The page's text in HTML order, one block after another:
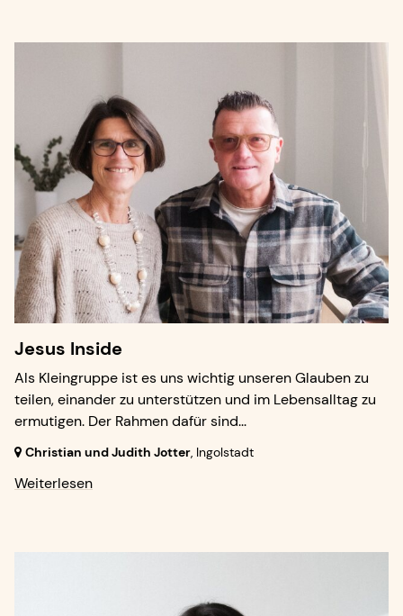
Jesus Inside
Als Kleingruppe ist es uns wichtig unseren Glauben zu
teilen, einander zu unterstützen und im Lebensalltag zu
ermutigen. Der Rahmen dafür sind...
Christian und Judith Jotter, Ingolstadt
Weiterlesen